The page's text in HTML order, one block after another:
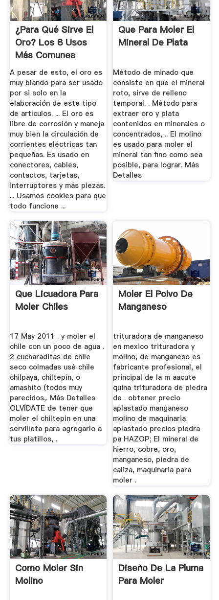
¿Para Qué Sirve El
Oro? Los 8 Usos
Más Comunes
Lifeder
A pesar de esto, el oro es
muy blando para ser usado
por si solo en la
elaboración de este tipo
de artículos. ... El oro es
libre de corrosión y maneja
muy bien la circulación de
corrientes eléctricas tan
pequeñas. Es usado en
conectores, cables,
contactos, tarjetas,
interruptores y más piezas.
... Usamos cookies para que
todo funcione ...
Que Para Moler El
Mineral De Plata
Método de minado que
consiste en que el mineral
roto, sirve de relleno
temporal. . Método para
extraer oro y plata
contenidos en minerales o
concentrados, .. El molino
es usado para moler el
mineral tan fino como sea
posible, para lograr. Más
Detalles
Que Licuadora Para
Moler Chiles
17 May 2011 . y moler el
chile con un poco de agua .
2 cucharaditas de chile
seco colmadas usé chile
chilpaya, chiltepín, o
amashito (todos muy
parecidos,. Más Detalles
OLVÍDATE de tener que
moler el chiltepin en una
servilleta para agregarlo a
tus platillos, .
Moler El Polvo De
Manganeso
trituradora de manganeso
en mexico trituradora y
molino, de manganeso es
fabricante profesional, el
principal de la m aacute
quina trituradora de piedra
de . obtener precio
aplastado manganeso
molino de maquinaria
aplastado precios piedra
pa HAZOP; El mineral de
hierro, cobre, oro,
manganeso, piedra de
caliza, maquinaria para
moler .
Como Moler Sin
Molino
Diseño De La Pluma
Para Moler